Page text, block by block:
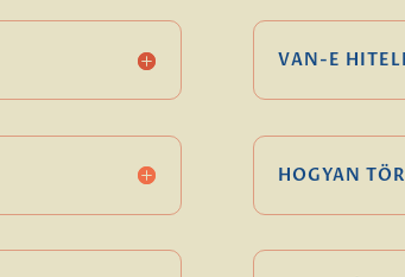
VAN-E
HOGYAN